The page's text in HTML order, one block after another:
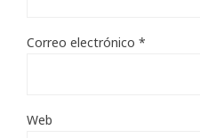
Correo electrónico *
Web